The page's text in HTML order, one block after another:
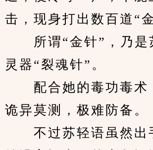
击，现身打出数百道“
所谓“金针”，乃是
灵器“裂魂针”。
配合她的毒功毒术
诡异莫测，极难防备。
不过苏轻语虽然出